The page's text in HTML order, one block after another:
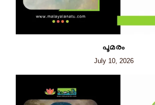
പൂമരം
July 10, 2026